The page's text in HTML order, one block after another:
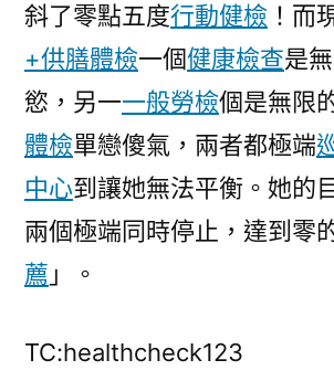
斜了零點五度行動健檢 ！而
+供膳體檢一個健康檢查是
慾，另一一般勞檢個是無限
體檢單戀傻氣，兩者都極端
中心到讓她無法平衡。她的
兩個極端同時停止，達到零
薦 」。
TC:healthcheck123